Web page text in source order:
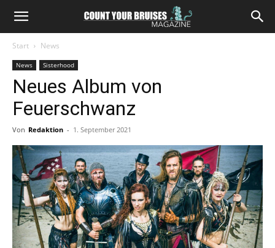
Start News
News Sisterhood
Neues Album von
Feuerschwanz
Von Redaktion - 1. September 2021